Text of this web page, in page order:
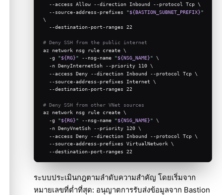
  --access Allow --direction Inbound --protocol Tcp \
  --source-address-prefixes
"${BASTION_SUBNET_PREFIX}"
\
  --destination-port-ranges 22
# Deny SSH from the public internet
az network nsg rule create \
  -g
"${RG}" --nsg-name "${NSG_NAME}" \
  -n DenyInternetSsh --priority 110 \
  --access Deny --direction Inbound --protocol Tcp \
  --source-address-prefixes Internet \
  --destination-port-ranges 22
# Deny SSH from other VNet sources
az network nsg rule create \
  -g
"${RG}" --nsg-name "${NSG_NAME}" \
  -n DenyVnetSsh --priority 120 \
  --access Deny --direction Inbound --protocol Tcp \
  --source-address-prefixes VirtualNetwork \
  --destination-port-ranges 22
ระบบประเมินกฎตามลำดับความสำคัญ โดยเริ่มจาก
หมายเลขที่ต่ำที่สุด: อนุญาตการรับส่งข้อมูลจาก Bastion